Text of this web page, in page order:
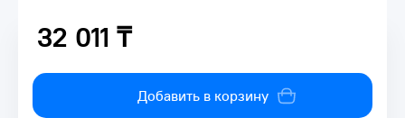
32 011 ₸
32 011 ₸
Добавить в корзину